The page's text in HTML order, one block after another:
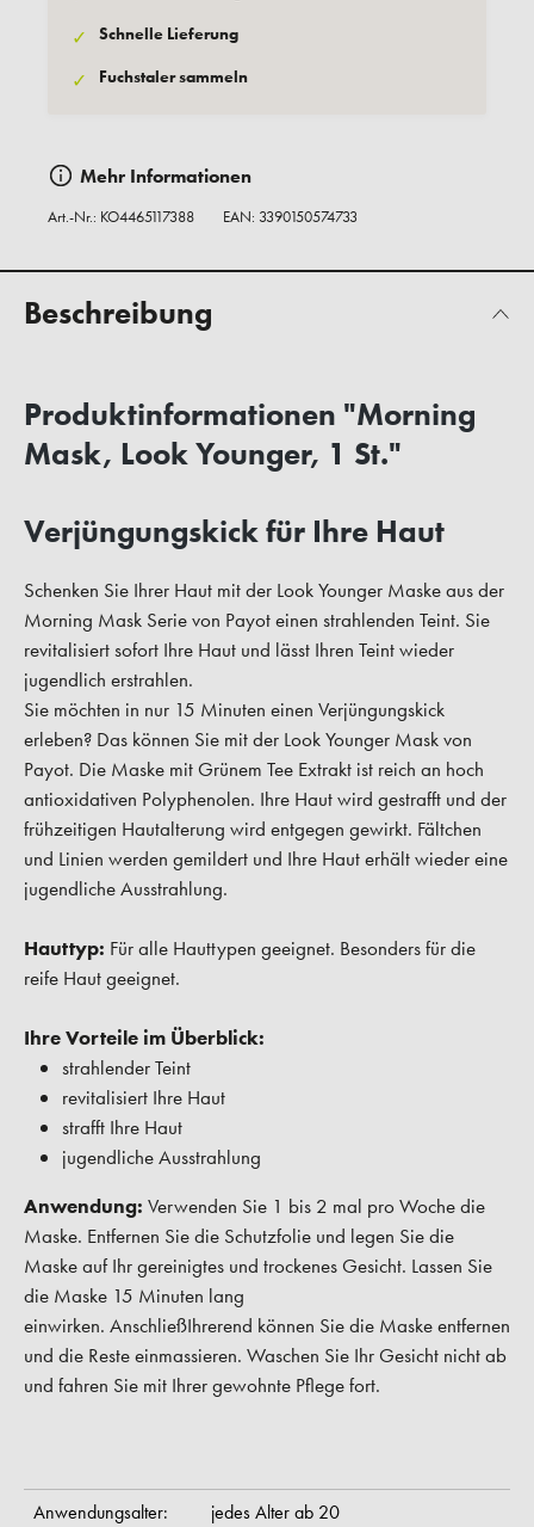
✓ Schnelle Lieferung
✓ Fuchstaler sammeln
Mehr Informationen
Art.-Nr.: KO4465117388 EAN: 3390150574733
Beschreibung
Produktinformationen "Morning
Mask, Look Younger, 1 St."
Verjüngungskick für Ihre Haut
Schenken Sie Ihrer Haut mit der Look Younger Maske aus der
Morning Mask Serie von Payot einen strahlenden Teint. Sie
revitalisiert sofort Ihre Haut und lässt Ihren Teint wieder
jugendlich erstrahlen.
Sie möchten in nur 15 Minuten einen Verjüngungskick
erleben? Das können Sie mit der Look Younger Mask von
Payot. Die Maske mit Grünem Tee Extrakt ist reich an hoch
antioxidativen Polyphenolen. Ihre Haut wird gestrafft und der
frühzeitigen Hautalterung wird entgegen gewirkt. Fältchen
und Linien werden gemildert und Ihre Haut erhält wieder eine
jugendliche Ausstrahlung.
Hauttyp: Für alle Hauttypen geeignet. Besonders für die
reife Haut geeignet.
Ihre Vorteile im Überblick:
strahlender Teint
revitalisiert Ihre Haut
strafft Ihre Haut
jugendliche Ausstrahlung
Anwendung: Verwenden Sie 1 bis 2 mal pro Woche die
Maske. Entfernen Sie die Schutzfolie und legen Sie die
Maske auf Ihr gereinigtes und trockenes Gesicht. Lassen Sie
die Maske 15 Minuten lang
einwirken. AnschließIhrerend können Sie die Maske entfernen
und die Reste einmassieren. Waschen Sie Ihr Gesicht nicht ab
und fahren Sie mit Ihrer gewohnte Pflege fort.
Anwendungsalter:
jedes Alter ab 20